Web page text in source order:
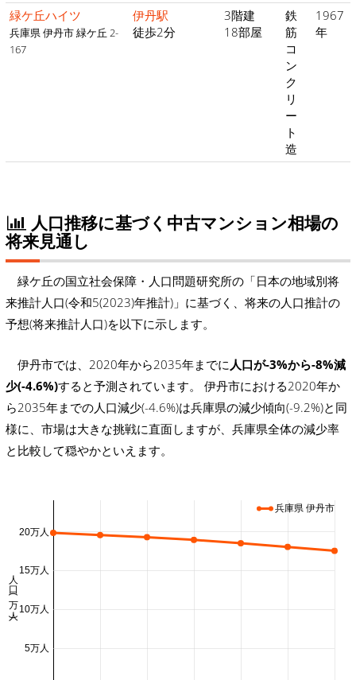
緑ケ丘ハイツ
兵庫県 伊丹市 緑ケ丘 2-
167
伊丹駅
徒歩2分
3階建
18部屋
鉄
筋
コ
ン
ク
リ
ー
ト
造
1967
年
人口推移に基づく中古マンション相場の
将来見通し
緑ケ丘の国立社会保障・人口問題研究所の「日本の地域別将
来推計人口(令和5(2023)年推計)」に基づく、将来の人口推計の
予想(将来推計人口)を以下に示します。
伊丹市では、2020年から2035年までに 人口が-3%から-8%減
少(-4.6%)すると予測されています。 伊丹市における2020年か
ら2035年までの人口減少(-4.6%)は兵庫県の減少傾向(-9.2%)と同
様に、市場は大きな挑戦に直面しますが、兵庫県全体の減少率
と比較して穏やかといえます。
5万人
10万人
15万人
20万人
人口 (万人)
兵庫県 伊丹市